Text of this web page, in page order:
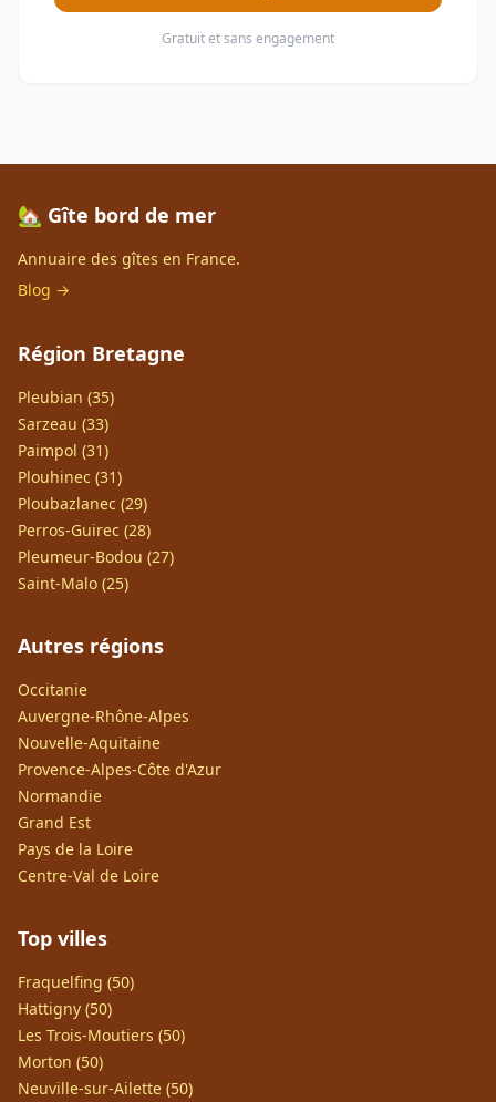
Gratuit et sans engagement
🏡 Gîte bord de mer
Annuaire des gîtes en France.
Blog →
Région Bretagne
Pleubian (35)
Sarzeau (33)
Paimpol (31)
Plouhinec (31)
Ploubazlanec (29)
Perros-Guirec (28)
Pleumeur-Bodou (27)
Saint-Malo (25)
Autres régions
Occitanie
Auvergne-Rhône-Alpes
Nouvelle-Aquitaine
Provence-Alpes-Côte d'Azur
Normandie
Grand Est
Pays de la Loire
Centre-Val de Loire
Top villes
Fraquelfing (50)
Hattigny (50)
Les Trois-Moutiers (50)
Morton (50)
Neuville-sur-Ailette (50)